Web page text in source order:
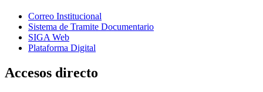
Correo Institucional
Sistema de Tramite Documentario
SIGA Web
Plataforma Digital
Accesos directo